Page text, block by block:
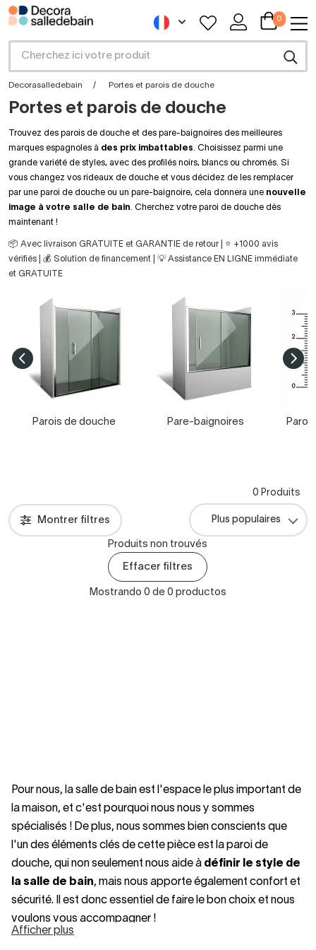
0
Decorasalledebain Portes et parois de douche
Portes et parois de douche
Trouvez des parois de douche et des pare-baignoires des meilleures
marques espagnoles à des prix imbattables. Choisissez parmi une
grande variété de styles, avec des profilés noirs, blancs ou chromés. Si
vous changez vos rideaux de douche et vous décidez de les remplacer
par une paroi de douche ou un pare-baignoire, cela donnera une nouvelle
image à votre salle de bain. Cherchez votre paroi de douche dès
maintenant !
📦 Avec livraison GRATUITE et GARANTIE de retour | ⭐ +1000 avis
vérifiés | 💰 Solution de financement | 💡 Assistance EN LIGNE immédiate
et GRATUITE
Parois de douche Pare-baignoires
Montrer filtres
0 Produits
Produits non trouvés
Effacer filtres
Mostrando 0 de 0 productos
Pour nous, la salle de bain est l'espace le plus important de
la maison, et c'est pourquoi nous nous y sommes
spécialisés ! De plus, nous sommes bien conscients que
l'un des éléments clés de cette pièce est la paroi de
douche, qui non seulement nous aide à définir le style de
la salle de bain, mais nous apporte également confort et
sécurité. Il est donc essentiel de faire le bon choix et nous
voulons vous accompagner !
Afficher plus